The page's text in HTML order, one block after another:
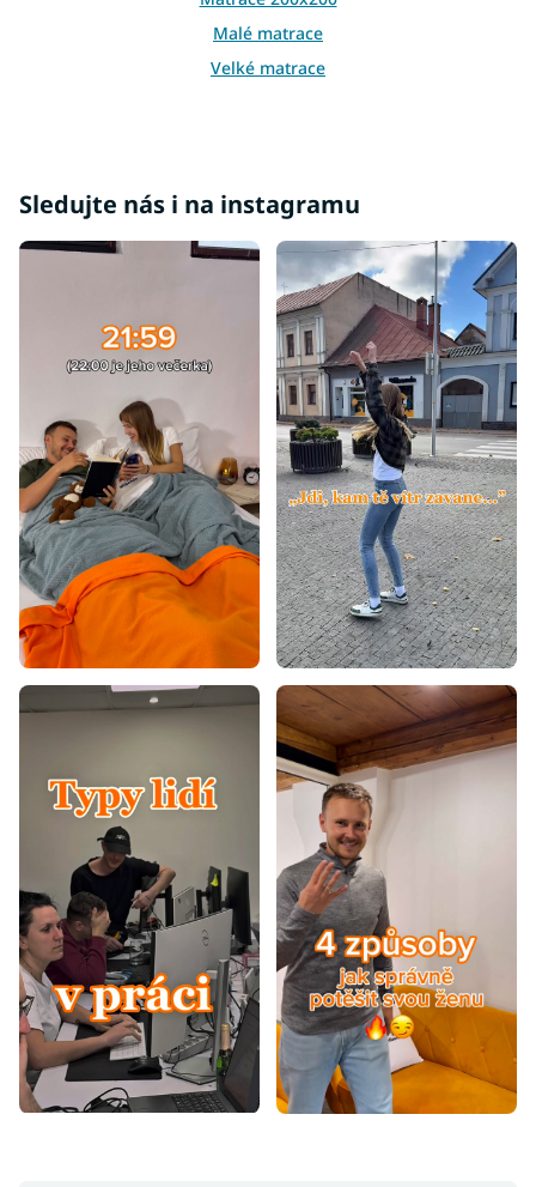
Malé matrace
Velké matrace
Sledujte nás i na instagramu